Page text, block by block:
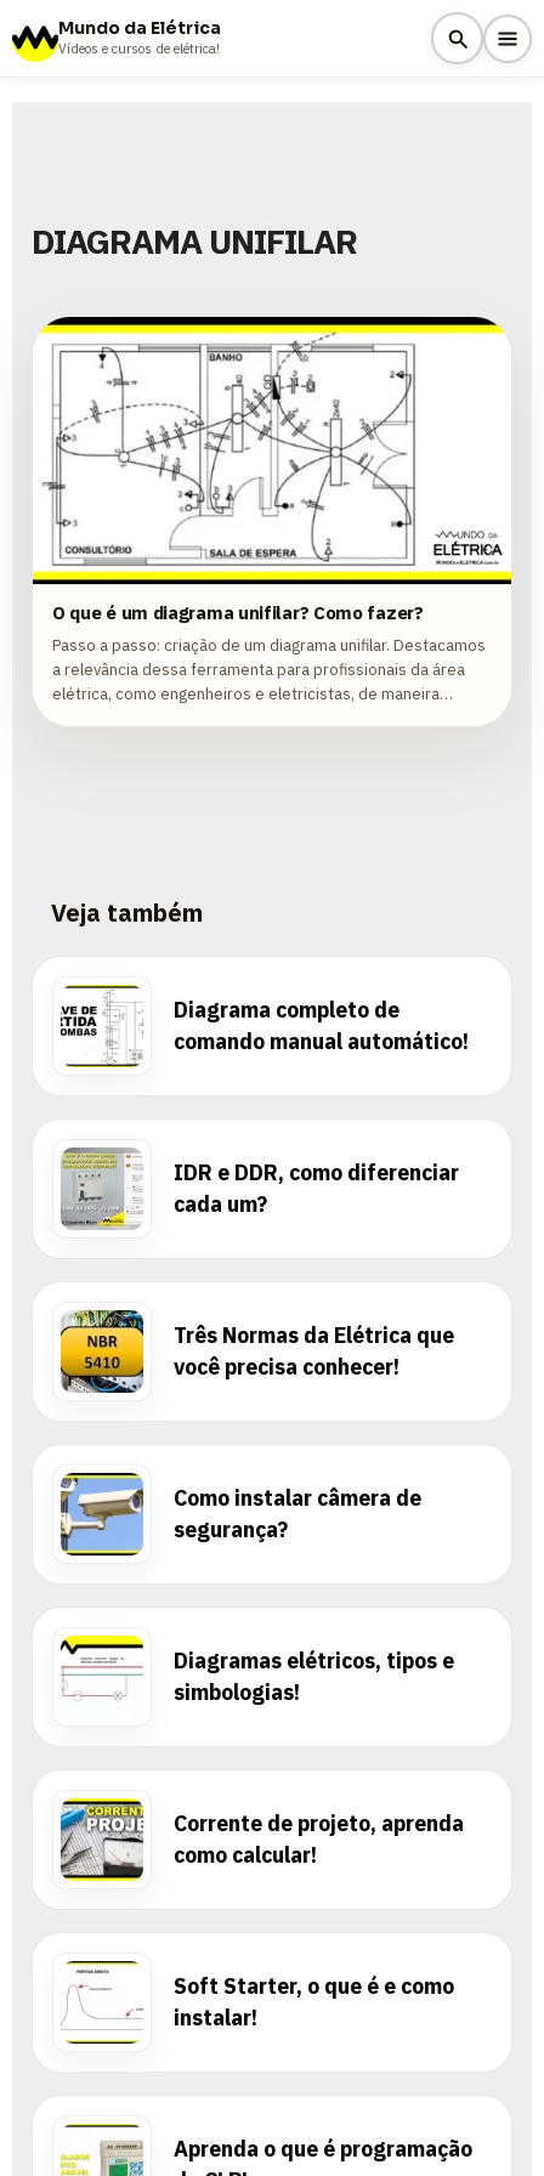
Mundo da Elétrica
Vídeos e cursos de elétrica!
DIAGRAMA UNIFILAR
O que é um diagrama unifilar? Como fazer?
Passo a passo: criação de um diagrama unifilar. Destacamos
a relevância dessa ferramenta para profissionais da área
elétrica, como engenheiros e eletricistas, de maneira
abrangente.
Veja também
Diagrama completo de
comando manual automático!
IDR e DDR, como diferenciar
cada um?
Três Normas da Elétrica que
você precisa conhecer!
Como instalar câmera de
segurança?
Diagramas elétricos, tipos e
simbologias!
Corrente de projeto, aprenda
como calcular!
Soft Starter, o que é e como
instalar!
Aprenda o que é programação